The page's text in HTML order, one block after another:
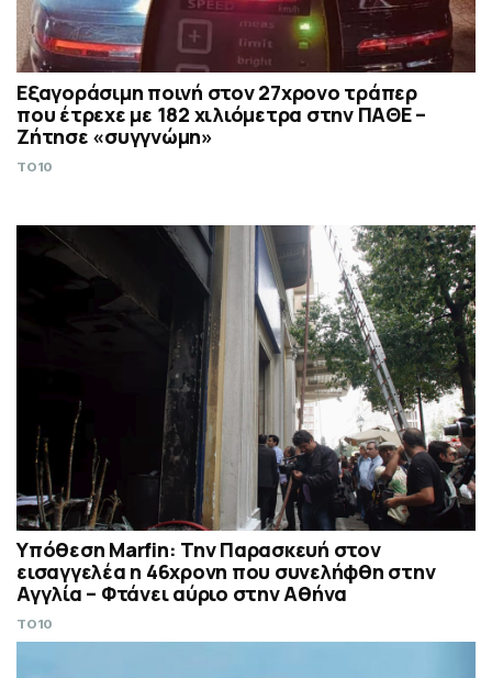
Εξαγοράσιμη ποινή στον 27χρονο τράπερ
που έτρεχε με 182 χιλιόμετρα στην ΠΑΘΕ –
Ζήτησε «συγγνώμη»
TO10
Υπόθεση Marfin: Την Παρασκευή στον
εισαγγελέα η 46χρονη που συνελήφθη στην
Αγγλία – Φτάνει αύριο στην Αθήνα
TO10